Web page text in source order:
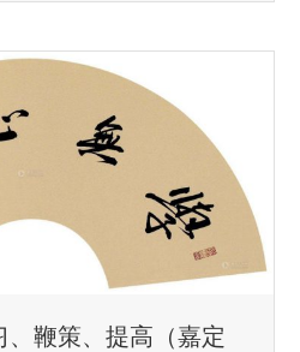
、鞭策、提高（嘉定